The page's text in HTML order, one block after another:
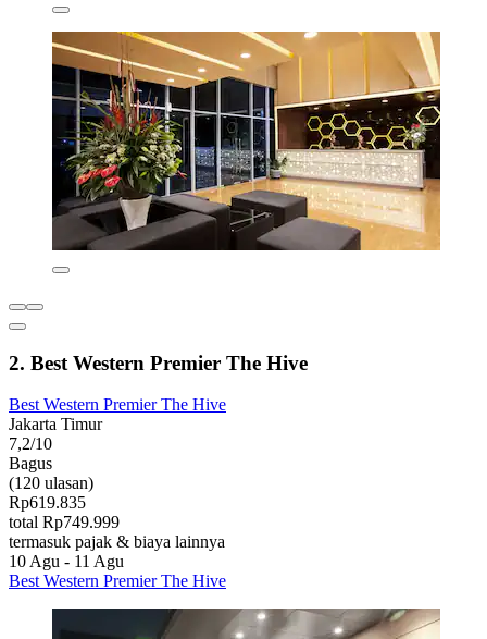
2. Best Western Premier The Hive
Best Western Premier The Hive
Jakarta Timur
7,2/10
Bagus
(120 ulasan)
Rp619.835
total Rp749.999
termasuk pajak & biaya lainnya
10 Agu - 11 Agu
Best Western Premier The Hive